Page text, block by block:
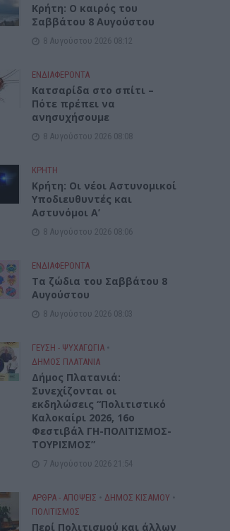
Κρήτη: O καιρός του
Σαββάτου 8 Αυγούστου
8 Αυγούστου 2026 08:12
ΕΝΔΙΑΦΕΡΟΝΤΑ
Κατσαρίδα στο σπίτι –
Πότε πρέπει να
ανησυχήσουμε
8 Αυγούστου 2026 08:08
ΚΡΗΤΗ
Κρήτη: Οι νέοι Αστυνομικοί
Υποδιευθυντές και
Αστυνόμοι Α’
8 Αυγούστου 2026 08:06
ΕΝΔΙΑΦΕΡΟΝΤΑ
Tα ζώδια του Σαββάτου 8
Αυγούστου
8 Αυγούστου 2026 08:03
ΓΕΎΣΗ - ΨΥΧΑΓΩΓΊΑ •
ΔΉΜΟΣ ΠΛΑΤΑΝΙΆ
Δήμος Πλατανιά:
Συνεχίζονται οι
εκδηλώσεις “Πολιτιστικό
Καλοκαίρι 2026, 16ο
Φεστιβάλ ΓΗ-ΠΟΛΙΤΙΣΜΟΣ-
ΤΟΥΡΙΣΜΟΣ”
7 Αυγούστου 2026 21:54
ΑΡΘΡΑ - ΑΠΟΨΕΙΣ • ΔΉΜΟΣ ΚΙΣΆΜΟΥ •
ΠΟΛΙΤΙΣΜΟΣ
Περί Πολιτισμού και άλλων